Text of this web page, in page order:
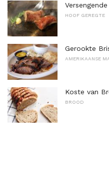
Versengende
HOOF GEREGTE
Gerookte
AMERIKAANSE
Koste van
BROOD